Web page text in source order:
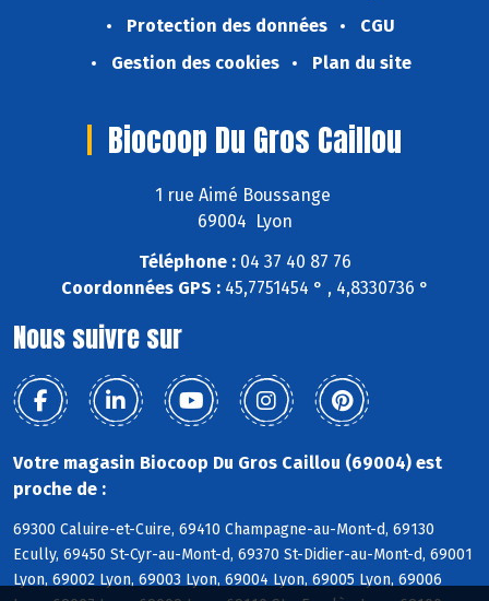
Protection des données
CGU
Gestion des cookies
Plan du site
Biocoop Du Gros Caillou
1 rue Aimé Boussange
69004 Lyon
Téléphone :04 37 40 87 76
Coordonnées GPS :45,7751454 ° , 4,8330736 °
Nous suivre sur
Votre magasin Biocoop Du Gros Caillou (69004) est
proche de :
69300 Caluire-et-Cuire, 69410 Champagne-au-Mont-d, 69130
Ecully, 69450 St-Cyr-au-Mont-d, 69370 St-Didier-au-Mont-d, 69001
Lyon, 69002 Lyon, 69003 Lyon, 69004 Lyon, 69005 Lyon, 69006